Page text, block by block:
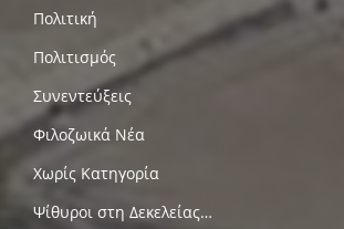
Πολιτική
Πολιτισμός
Συνεντεύξεις
Φιλοζωικά Νέα
Χωρίς Κατηγορία
Ψίθυροι στη Δεκελείας…